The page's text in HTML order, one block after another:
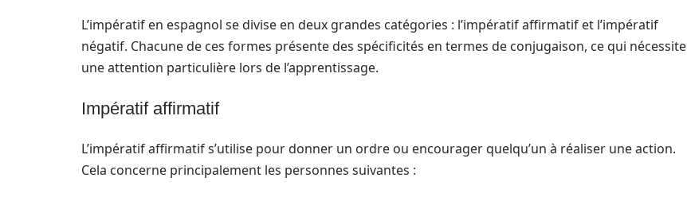
L’impératif en espagnol se divise en deux grandes catégories : l’impératif affirmatif et l’impératif
négatif. Chacune de ces formes présente des spécificités en termes de conjugaison, ce qui nécessite
une attention particulière lors de l’apprentissage.
Impératif affirmatif
L’impératif affirmatif s’utilise pour donner un ordre ou encourager quelqu’un à réaliser une action.
Cela concerne principalement les personnes suivantes :